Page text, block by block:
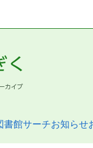
書館サーチお知らせ